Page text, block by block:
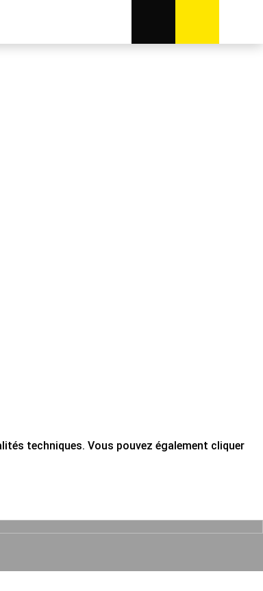
techniques. Vous pouvez également cliquer